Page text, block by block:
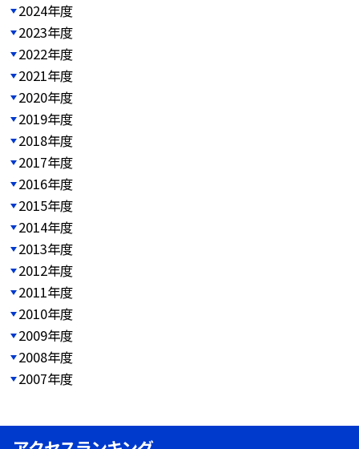
2024年度
2023年度
2022年度
2021年度
2020年度
2019年度
2018年度
2017年度
2016年度
2015年度
2014年度
2013年度
2012年度
2011年度
2010年度
2009年度
2008年度
2007年度